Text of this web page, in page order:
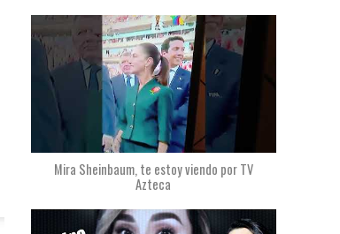
Mira Sheinbaum, te estoy viendo por TV
Azteca